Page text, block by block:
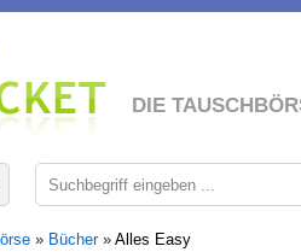
DIE
» Bücher» Alles Easy